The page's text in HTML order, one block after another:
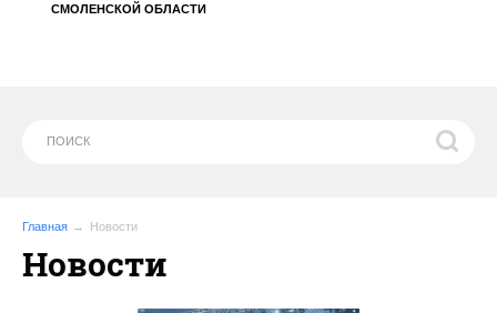
СМОЛЕНСКОЙ ОБЛАСТИ
Главная Новости
Новости